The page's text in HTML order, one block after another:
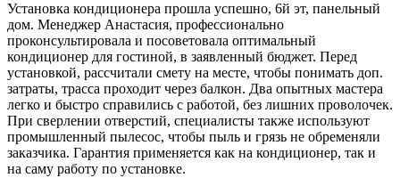
Установка кондиционера прошла успешно, 6й эт, панельный
дом. Менеджер Анастасия, профессионально
проконсультировала и посоветовала оптимальный
кондиционер для гостиной, в заявленный бюджет. Перед
установкой, рассчитали смету на месте, чтобы понимать доп.
затраты, трасса проходит через балкон. Два опытных мастера
легко и быстро справились с работой, без лишних проволочек.
При сверлении отверстий, специалисты также используют
промышленный пылесос, чтобы пыль и грязь не обременяли
заказчика. Гарантия применяется как на кондиционер, так и
на саму работу по установке.